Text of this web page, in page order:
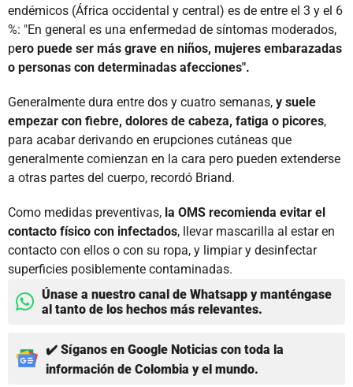
endémicos (África occidental y central) es de entre el 3 y el 6
%: "En general es una enfermedad de síntomas moderados,
pero puede ser más grave en niños, mujeres embarazadas
o personas con determinadas afecciones".
Generalmente dura entre dos y cuatro semanas, y suele
empezar con fiebre, dolores de cabeza, fatiga o picores,
para acabar derivando en erupciones cutáneas que
generalmente comienzan en la cara pero pueden extenderse
a otras partes del cuerpo, recordó Briand.
Como medidas preventivas, la OMS recomienda evitar el
contacto físico con infectados, llevar mascarilla al estar en
contacto con ellos o con su ropa, y limpiar y desinfectar
superficies posiblemente contaminadas.
Únase a nuestro canal de Whatsapp y manténgase
al tanto de los hechos más relevantes.
✔️ Síganos en Google Noticias con toda la
información de Colombia y el mundo.